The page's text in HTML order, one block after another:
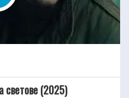
светове (2025)